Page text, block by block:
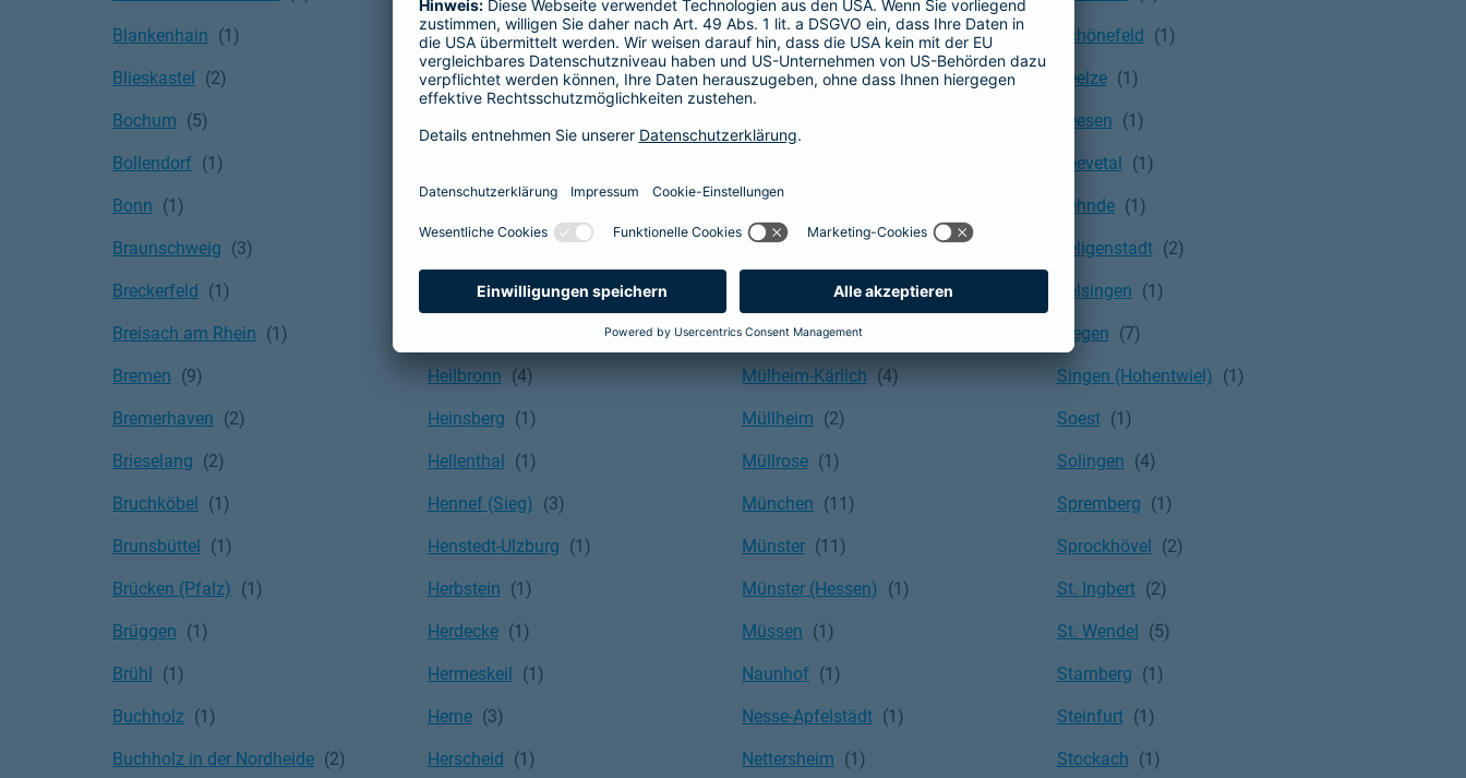
Blankenhain
Blieskastel
Bochum
Bollendorf
Bonn
Braunschweig
Breckerfeld
Breisach am Rhein
Bremen
Bremerhaven
Brieselang
Bruchköbel
Brunsbüttel
Brücken (Pfalz)
Brüggen
Brühl
Buchholz
Buchholz in der Nordheide
Halstenbek
Hamburg
Hattingen
Heilbronn
Heinsberg
Hellenthal
Hennef (Sieg)
Henstedt-Ulzburg
Herbstein
Herdecke
Hermeskeil
Herne
Herscheid
Much
Mudersbach
Mönchsroth
Mörfelden-Walldorf
Mühlheim am Main
Mülheim an der Ruhr
Mülheim-Kärlich
Müllheim
Müllrose
München
Münster
Münster (Hessen)
Müssen
Naunhof
Nesse-Apfelstädt
Nettersheim
Schönefeld
Seelze
Seesen
Seevetal
Sehnde
Seligenstadt
Selsingen
Siegen
Singen (Hohentwiel)
Soest
Solingen
Spremberg
Sprockhövel
St. Ingbert
St. Wendel
Starnberg
Steinfurt
Stockach